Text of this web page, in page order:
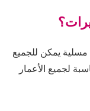
مسلية يمكن للجميع
لجميع الأعمار